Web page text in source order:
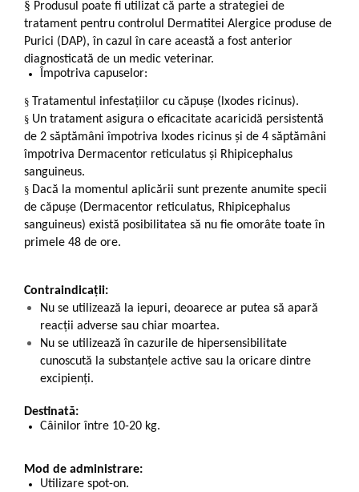
§ Produsul poate fi utilizat că parte a strategiei de
tratament pentru controlul Dermatitei Alergice produse de
Purici (DAP), în cazul în care această a fost anterior
diagnosticată de un medic veterinar.
Împotriva capuselor:
§ Tratamentul infestațiilor cu căpușe (lxodes ricinus).
§ Un tratament asigura o eficacitate acaricidă persistentă
de 2 săptămâni împotriva Ixodes ricinus și de 4 săptămâni
împotriva Dermacentor reticulatus și Rhipicephalus
sanguineus.
§ Dacă la momentul aplicării sunt prezente anumite specii
de căpușe (Dermacentor reticulatus, Rhipicephalus
sanguineus) există posibilitatea să nu fie omorâte toate în
primele 48 de ore.
Contraindicații:
Nu se utilizează la iepuri, deoarece ar putea să apară
reacții adverse sau chiar moartea.
Nu se utilizează în cazurile de hipersensibilitate
cunoscută la substanțele active sau la oricare dintre
excipienți.
Destinată:
Câinilor între 10-20 kg.
Mod de administrare:
Utilizare spot-on.